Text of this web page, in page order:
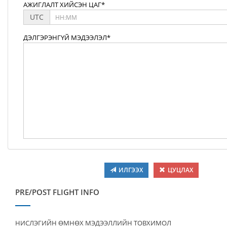
АЖИГЛАЛТ ХИЙСЭН ЦАГ*
UTC
ДЭЛГЭРЭНГҮЙ МЭДЭЭЛЭЛ*
ИЛГЭЭХ ЦУЦЛАХ
PRE/POST FLIGHT INFO
НИСЛЭГИЙН ӨМНӨХ МЭДЭЭЛЛИЙН ТОВХИМОЛ